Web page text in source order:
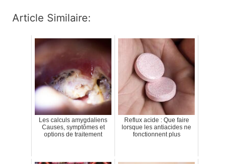
Article Similaire:
Les calculs amygdaliens
Causes, symptômes et
options de traitement
Reflux acide : Que faire
lorsque les antiacides ne
fonctionnent plus